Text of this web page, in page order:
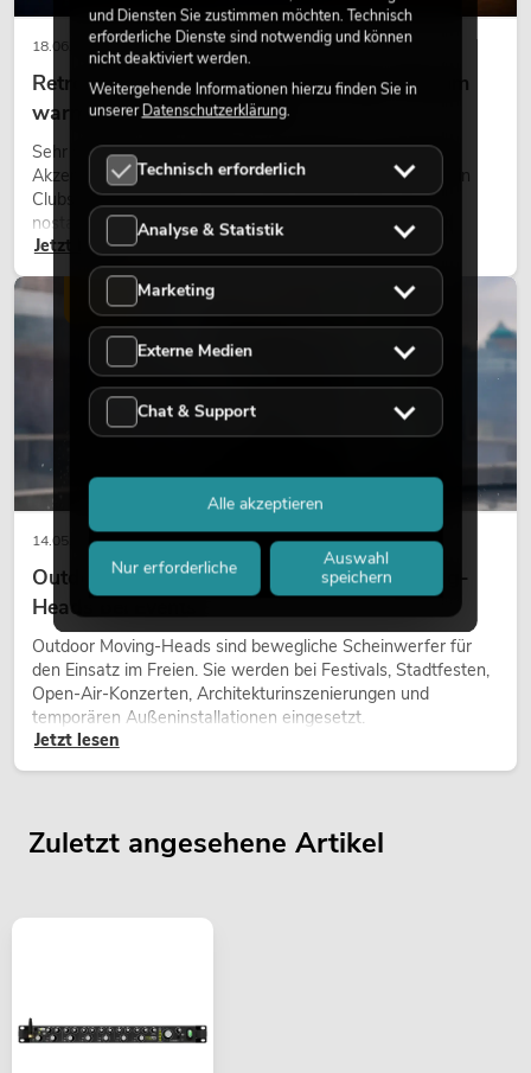
18.06.2026
Retro-Licht im modernen Lichtdesign: Warum
warmes Licht wieder wirkt
Sehr warmes Licht, sichtbare Leuchtflächen und farbige
Akzente prägen viele aktuelle Lichtdesigns auf Bühnen, in
Clubs und bei Events. Retro-Licht ist dabei kein rein
nostalgischer Effekt, sondern ein bewusst eingesetztes
Gestaltungsmittel: Es schafft Atmosphäre, gibt Szenen
Charakter und kann technische LED-Setups emotionaler
wirken lassen.
Jetzt lesen
14.05.2026
Outdoor Moving-Heads: Wetterfeste Moving-
Heads bei Events
Outdoor Moving-Heads sind bewegliche Scheinwerfer für
den Einsatz im Freien. Sie werden bei Festivals, Stadtfesten,
Open-Air-Konzerten, Architekturinszenierungen und
temporären Außeninstallationen eingesetzt.
Jetzt lesen
LICHT
Zuletzt angesehene Artikel
und Diensten Sie zustimmen möchten. Technisch
erforderliche Dienste sind notwendig und können
nicht deaktiviert werden.
Weitergehende Informationen hierzu finden Sie in
unsererDatenschutzerklärung.
Technisch erforderlich
Analyse & Statistik
Marketing
Externe Medien
Chat & Support
Nur erforderliche
Auswahl
speichern
Alle akzeptieren